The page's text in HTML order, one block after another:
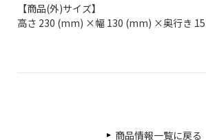
【商品(外)サイズ】
高さ 230 (mm) ×幅 130 (mm) ×奥行き
商品情報一覧に戻る